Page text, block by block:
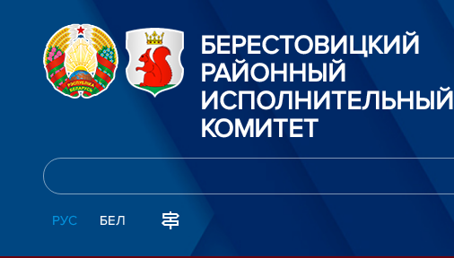
БЕРЕСТОВИЦКИЙ
РАЙОННЫЙ
ИСПОЛНИТЕЛЬНЫЙ
КОМИТЕТ
РУС БЕЛ